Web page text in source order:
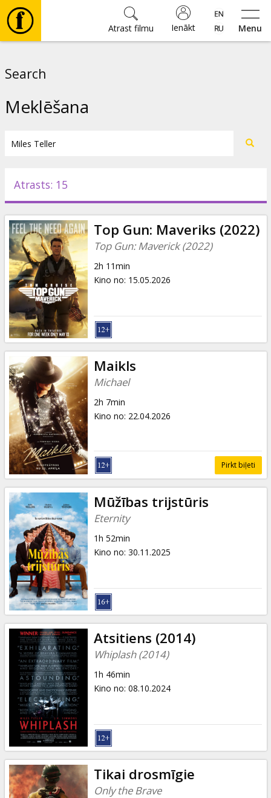
Menu
Ienākt
Atrast filmu
Pasākumi
Ziņas
Dāvanu
kartes
Uzkodas
B2B
Kino
Klubs
Search
Meklēšana
Atrasts: 15
Top Gun: Maveriks (2022)
Top Gun: Maverick (2022)
2h 11min
Kino no: 15.05.2026
Maikls
Michael
2h 7min
Kino no: 22.04.2026
Pirkt biļeti
Mūžības trijstūris
Eternity
1h 52min
Kino no: 30.11.2025
Atsitiens (2014)
Whiplash (2014)
1h 46min
Kino no: 08.10.2024
Tikai drosmīgie
Only the Brave